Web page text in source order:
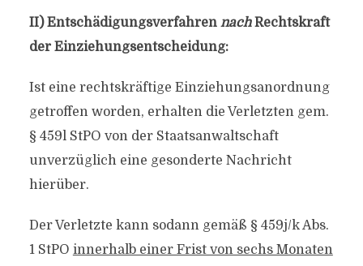
II) Entschädigungsverfahren nach Rechtskraft
der Einziehungsentscheidung:
Ist eine rechtskräftige Einziehungsanordnung
getroffen worden, erhalten die Verletzten gem.
§ 459l StPO von der Staatsanwaltschaft
unverzüglich eine gesonderte Nachricht
hierüber.
Der Verletzte kann sodann gemäß § 459j/k Abs.
1 StPO innerhalb einer Frist von sechs Monaten